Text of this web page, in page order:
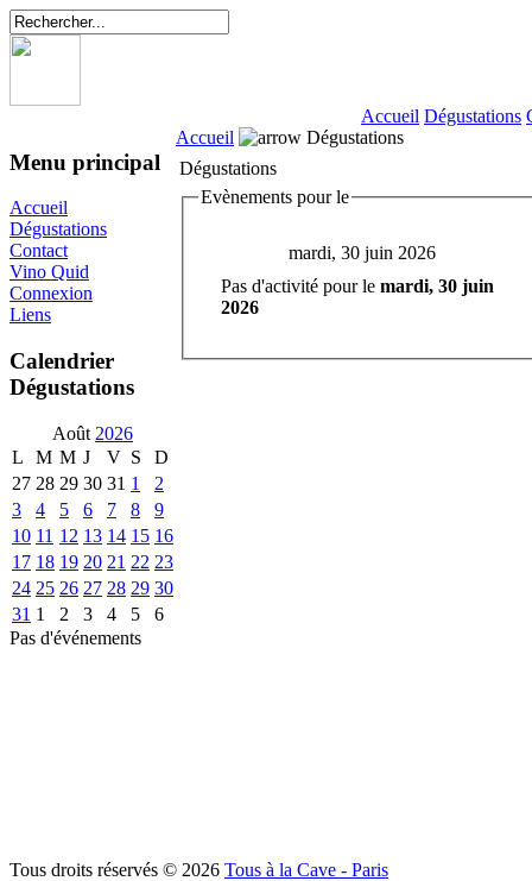
Accueil Dégustations
Menu principal
Accueil
Dégustations
Contact
Vino Quid
Connexion
Liens
Calendrier
Dégustations
Août 2026
L
M M J V S
D
27 28 29 30 31 1
2
3
4 5 6 7 8
9
10 11 12 13 14 15 16
17 18 19 20 21 22 23
24 25 26 27 28 29 30
31 1 2 3 4 5
6
Pas d'événements
Accueil
Dégustations
Dégustations
Evènements pour le
mardi, 30 juin 2026
Pas d'activité pour le mardi, 30 juin
2026
Tous droits réservés © 2026 Tous à la Cave - Paris